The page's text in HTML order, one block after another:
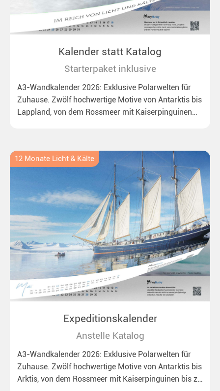
Kalender statt Katalog
Starterpaket inklusive
A3-Wandkalender 2026: Exklusive Polarwelten für
Zuhause. Zwölf hochwertige Motive von Antarktis bis
Lappland, von dem Rossmeer mit Kaiserpinguinen
12 Monate Licht & Kälte
Expeditionskalender
Anstelle Katalog
A3-Wandkalender 2026: Exklusive Polarwelten für
Zuhause. Zwölf hochwertige Motive von Antarktis bis
Arktis, von dem Rossmeer mit Kaiserpinguinen bis zu